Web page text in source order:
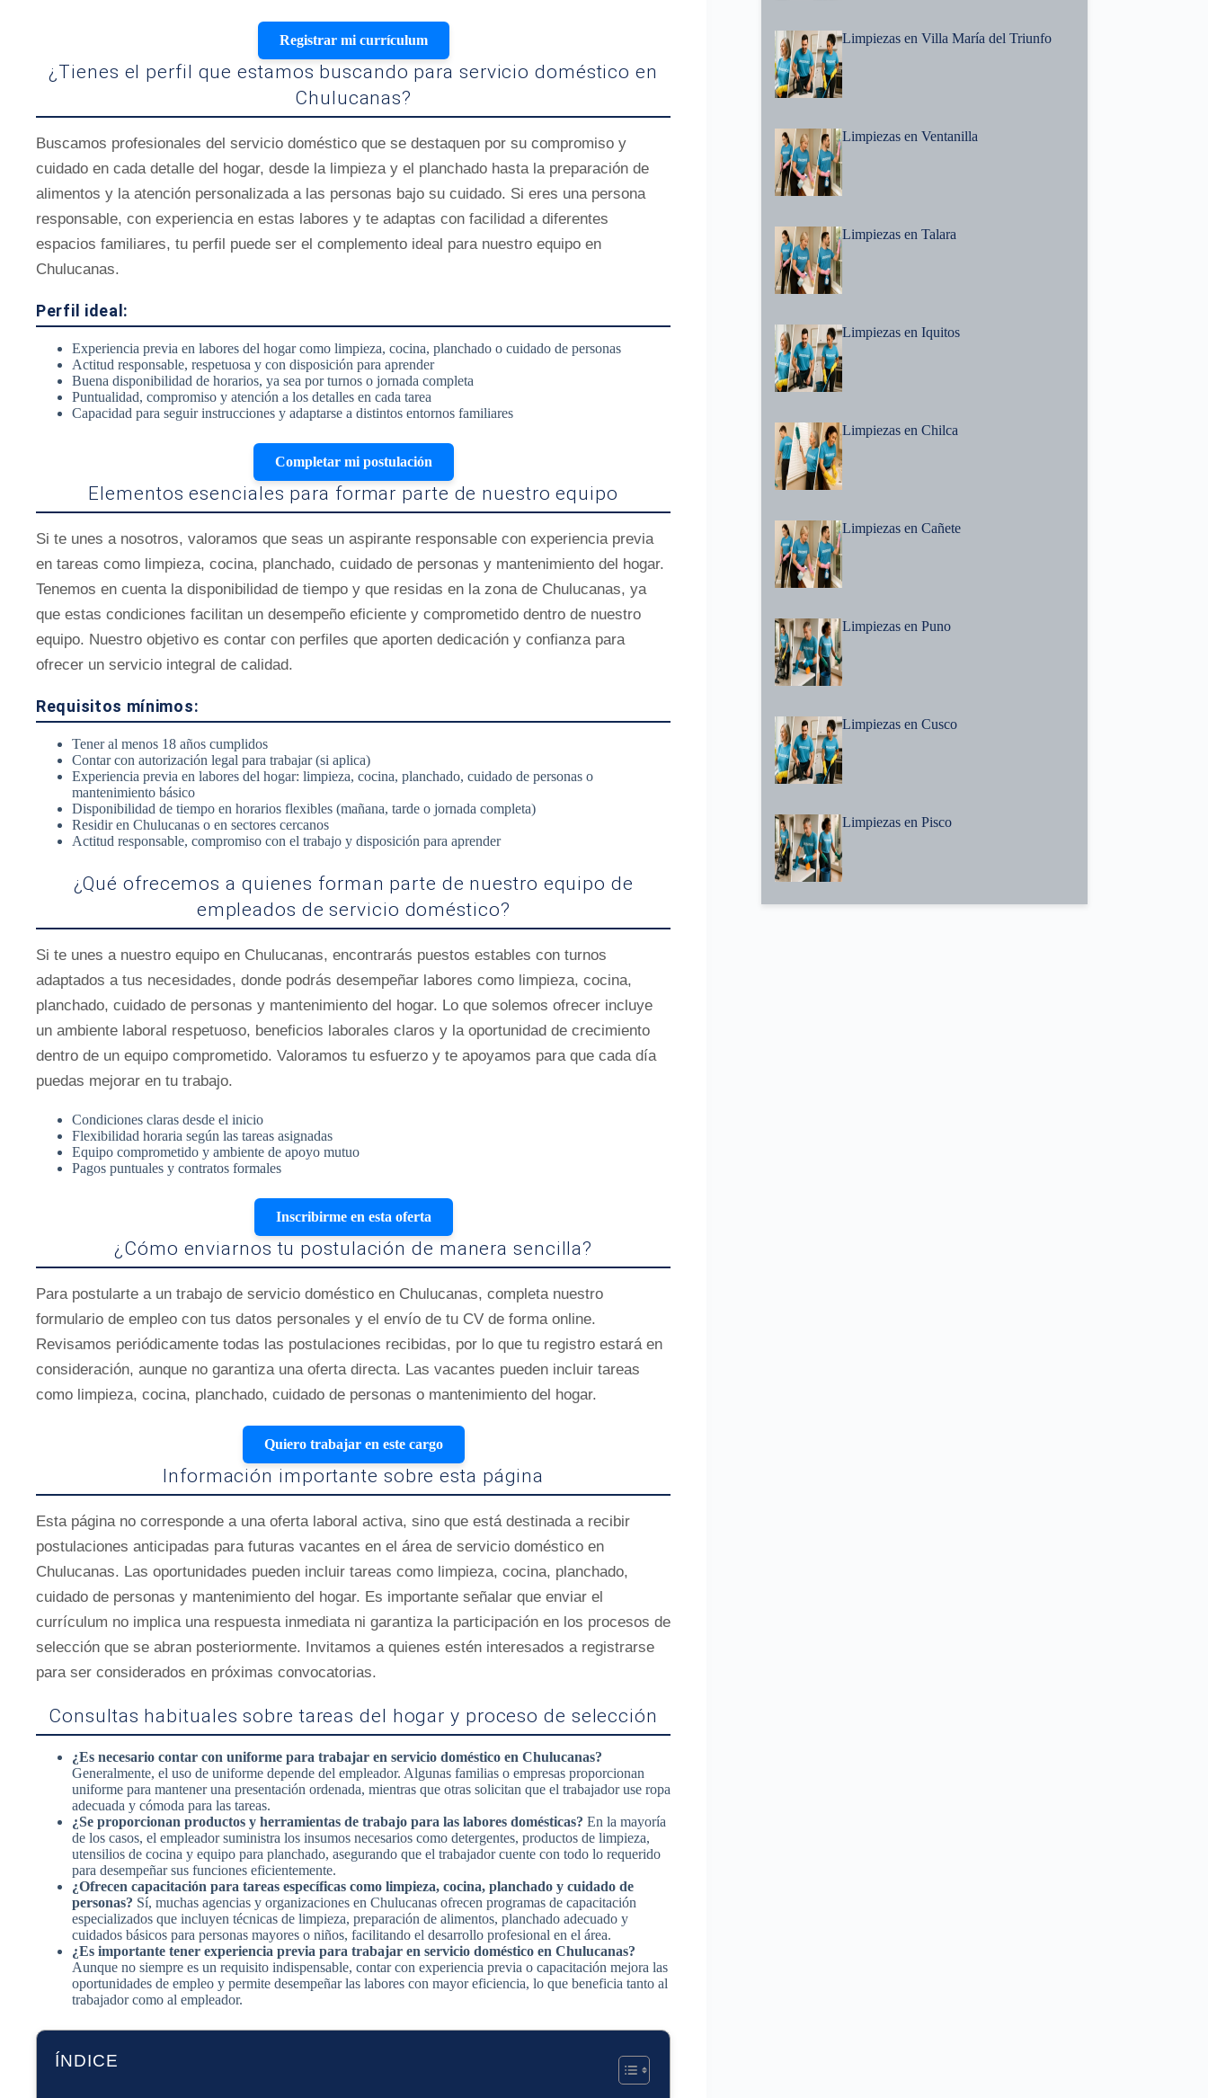
Registrar mi currículum
¿Tienes el perfil que estamos buscando para servicio doméstico en
Chulucanas?
Buscamos profesionales del servicio doméstico que se destaquen por su compromiso y
cuidado en cada detalle del hogar, desde la limpieza y el planchado hasta la preparación de
alimentos y la atención personalizada a las personas bajo su cuidado. Si eres una persona
responsable, con experiencia en estas labores y te adaptas con facilidad a diferentes
espacios familiares, tu perfil puede ser el complemento ideal para nuestro equipo en
Chulucanas.
Perfil ideal:
Experiencia previa en labores del hogar como limpieza, cocina, planchado o cuidado de personas
Actitud responsable, respetuosa y con disposición para aprender
Buena disponibilidad de horarios, ya sea por turnos o jornada completa
Puntualidad, compromiso y atención a los detalles en cada tarea
Capacidad para seguir instrucciones y adaptarse a distintos entornos familiares
Completar mi postulación
Elementos esenciales para formar parte de nuestro equipo
Si te unes a nosotros, valoramos que seas un aspirante responsable con experiencia previa
en tareas como limpieza, cocina, planchado, cuidado de personas y mantenimiento del hogar.
Tenemos en cuenta la disponibilidad de tiempo y que residas en la zona de Chulucanas, ya
que estas condiciones facilitan un desempeño eficiente y comprometido dentro de nuestro
equipo. Nuestro objetivo es contar con perfiles que aporten dedicación y confianza para
ofrecer un servicio integral de calidad.
Requisitos mínimos:
Tener al menos 18 años cumplidos
Contar con autorización legal para trabajar (si aplica)
Experiencia previa en labores del hogar: limpieza, cocina, planchado, cuidado de personas o
mantenimiento básico
Disponibilidad de tiempo en horarios flexibles (mañana, tarde o jornada completa)
Residir en Chulucanas o en sectores cercanos
Actitud responsable, compromiso con el trabajo y disposición para aprender
¿Qué ofrecemos a quienes forman parte de nuestro equipo de
empleados de servicio doméstico?
Si te unes a nuestro equipo en Chulucanas, encontrarás puestos estables con turnos
adaptados a tus necesidades, donde podrás desempeñar labores como limpieza, cocina,
planchado, cuidado de personas y mantenimiento del hogar. Lo que solemos ofrecer incluye
un ambiente laboral respetuoso, beneficios laborales claros y la oportunidad de crecimiento
dentro de un equipo comprometido. Valoramos tu esfuerzo y te apoyamos para que cada día
puedas mejorar en tu trabajo.
Condiciones claras desde el inicio
Flexibilidad horaria según las tareas asignadas
Equipo comprometido y ambiente de apoyo mutuo
Pagos puntuales y contratos formales
Inscribirme en esta oferta
¿Cómo enviarnos tu postulación de manera sencilla?
Para postularte a un trabajo de servicio doméstico en Chulucanas, completa nuestro
formulario de empleo con tus datos personales y el envío de tu CV de forma online.
Revisamos periódicamente todas las postulaciones recibidas, por lo que tu registro estará en
consideración, aunque no garantiza una oferta directa. Las vacantes pueden incluir tareas
como limpieza, cocina, planchado, cuidado de personas o mantenimiento del hogar.
Quiero trabajar en este cargo
Información importante sobre esta página
Esta página no corresponde a una oferta laboral activa, sino que está destinada a recibir
postulaciones anticipadas para futuras vacantes en el área de servicio doméstico en
Chulucanas. Las oportunidades pueden incluir tareas como limpieza, cocina, planchado,
cuidado de personas y mantenimiento del hogar. Es importante señalar que enviar el
currículum no implica una respuesta inmediata ni garantiza la participación en los procesos de
selección que se abran posteriormente. Invitamos a quienes estén interesados a registrarse
para ser considerados en próximas convocatorias.
Consultas habituales sobre tareas del hogar y proceso de selección
¿Es necesario contar con uniforme para trabajar en servicio doméstico en Chulucanas?
Generalmente, el uso de uniforme depende del empleador. Algunas familias o empresas proporcionan
uniforme para mantener una presentación ordenada, mientras que otras solicitan que el trabajador use ropa
adecuada y cómoda para las tareas.
¿Se proporcionan productos y herramientas de trabajo para las labores domésticas? En la mayoría
de los casos, el empleador suministra los insumos necesarios como detergentes, productos de limpieza,
utensilios de cocina y equipo para planchado, asegurando que el trabajador cuente con todo lo requerido
para desempeñar sus funciones eficientemente.
¿Ofrecen capacitación para tareas específicas como limpieza, cocina, planchado y cuidado de
personas? Sí, muchas agencias y organizaciones en Chulucanas ofrecen programas de capacitación
especializados que incluyen técnicas de limpieza, preparación de alimentos, planchado adecuado y
cuidados básicos para personas mayores o niños, facilitando el desarrollo profesional en el área.
¿Es importante tener experiencia previa para trabajar en servicio doméstico en Chulucanas?
Aunque no siempre es un requisito indispensable, contar con experiencia previa o capacitación mejora las
oportunidades de empleo y permite desempeñar las labores con mayor eficiencia, lo que beneficia tanto al
trabajador como al empleador.
ÍNDICE
Limpiezas en Villa María del Triunfo
Limpiezas en Ventanilla
Limpiezas en Talara
Limpiezas en Iquitos
Limpiezas en Chilca
Limpiezas en Cañete
Limpiezas en Puno
Limpiezas en Cusco
Limpiezas en Pisco